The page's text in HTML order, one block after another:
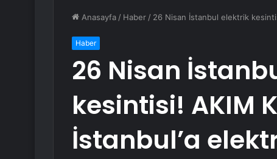
Anasayfa / Haber / 26 Nisan İstanbul elektrik
Haber
26 Nisan
kesintisi! AKIM
İstanbul’a